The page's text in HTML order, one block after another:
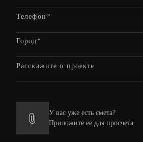
У вас уже есть смета?
Приложите ее для просчета